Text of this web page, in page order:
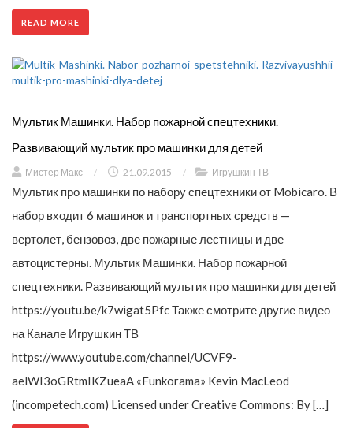
READ MORE
Мультик Машинки. Набор пожарной спецтехники.
Развивающий мультик про машинки для детей
Мистер Макс / 21.09.2015 / Игрушкин ТВ
Мультик про машинки по набору спецтехники от Mobicaro. В
набор входит 6 машинок и транспортных средств —
вертолет, бензовоз, две пожарные лестницы и две
автоцистерны. Мультик Машинки. Набор пожарной
спецтехники. Развивающий мультик про машинки для детей
https://youtu.be/k7wigat5Pfc Также смотрите другие видео
на Канале Игрушкин ТВ
https://www.youtube.com/channel/UCVF9-
aelWI3oGRtmIKZueaA «Funkorama» Kevin MacLeod
(incompetech.com) Licensed under Creative Commons: By […]